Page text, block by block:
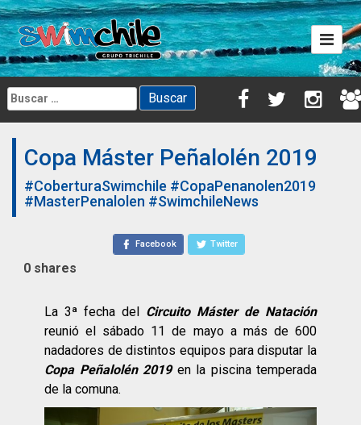
Skip
to
content
Buscar:
Copa Máster Peñalolén 2019
#CoberturaSwimchile #CopaPenanolen2019
#MasterPenalolen #SwimchileNews
Facebook Twitter
0 shares
La 3ª fecha del Circuito Máster de Natación
reunió el sábado 11 de mayo a más de 600
nadadores de distintos equipos para disputar la
Copa Peñalolén 2019en la piscina temperada
de la comuna.